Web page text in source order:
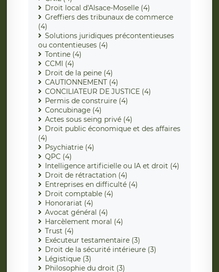
Droit local d'Alsace-Moselle (4)
Greffiers des tribunaux de commerce
(4)
Solutions juridiques précontentieuses
ou contentieuses (4)
Tontine (4)
CCMI (4)
Droit de la peine (4)
CAUTIONNEMENT (4)
CONCILIATEUR DE JUSTICE (4)
Permis de construire (4)
Concubinage (4)
Actes sous seing privé (4)
Droit public économique et des affaires
(4)
Psychiatrie (4)
QPC (4)
Intelligence artificielle ou IA et droit (4)
Droit de rétractation (4)
Entreprises en difficulté (4)
Droit comptable (4)
Honorariat (4)
Avocat général (4)
Harcèlement moral (4)
Trust (4)
Exécuteur testamentaire (3)
Droit de la sécurité intérieure (3)
Légistique (3)
Philosophie du droit (3)